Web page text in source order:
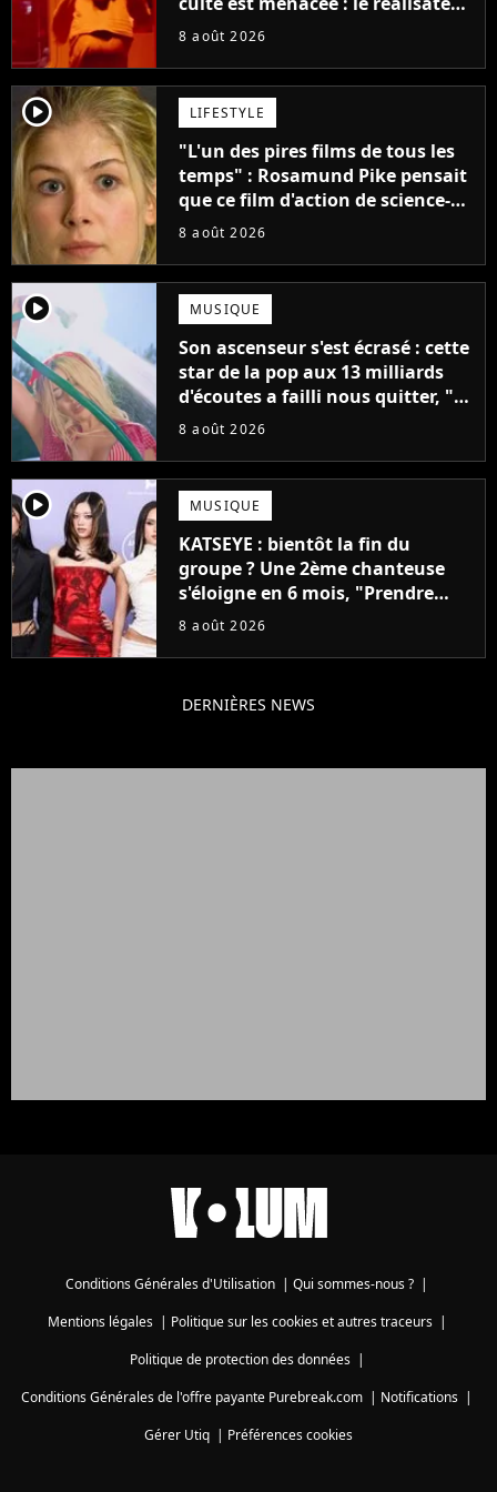
claque la porte pour "différends
8 août 2026
player2 LIFESTYLE
"L'un des pires films de tous les
temps" : Rosamund Pike pensait
que ce film d'action de science-
fiction avec Dwayne Johnson
8 août 2026
player2 MUSIQUE
Son ascenseur s'est écrasé : cette
star de la pop aux 13 milliards
d'écoutes a failli nous quitter, "Je
pensais ne plus jamais chanter"
8 août 2026
player2 MUSIQUE
KATSEYE : bientôt la fin du
groupe ? Une 2ème chanteuse
s'éloigne en 6 mois, "Prendre
cette décision n’a pas été facile"
8 août 2026
DERNIÈRES NEWS
Conditions Générales d'Utilisation | Qui sommes-nous ? |
Mentions légales| Politique sur les cookies et autres traceurs|
Politique de protection des données|
Conditions Générales de l'offre payante Purebreak.com | Notifications |
Gérer Utiq | Préférences cookies